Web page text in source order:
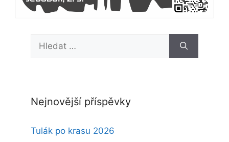
Nejnovější příspěvky
Tulák po krasu 2026